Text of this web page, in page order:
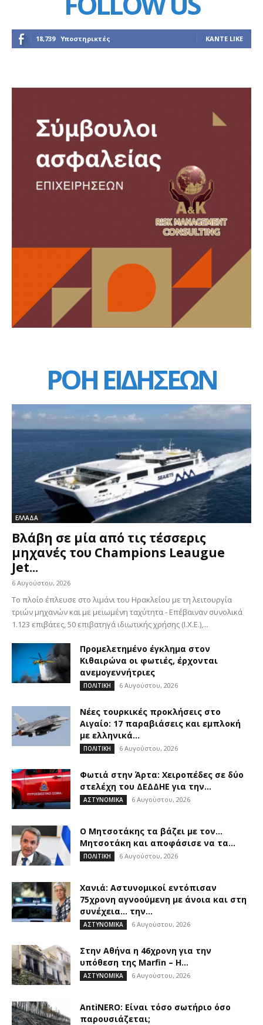
18,739 Υποστηρικτές ΚΆΝΤΕ LIKE
ΡΟΗ ΕΙΔΗΣΕΩΝ
ΕΛΛΑΔΑ
Βλάβη σε μία από τις τέσσερις
μηχανές του Champions Leaugue
Jet...
6 Αυγούστου, 2026
Το πλοίο έπλευσε στο λιμάνι του Ηρακλείου με τη λειτουργία
τριών μηχανών και με μειωμένη ταχύτητα - Επέβαιναν συνολικά
1.123 επιβάτες, 50 επιβατηγά ιδιωτικής χρήσης (Ι.Χ.Ε.),...
Προμελετημένο έγκλημα στον
Κιθαιρώνα οι φωτιές, έρχονται
ανεμογεννήτριες
ΠΟΛΙΤΙΚΗ 6 Αυγούστου, 2026
Νέες τουρκικές προκλήσεις στο
Αιγαίο: 17 παραβιάσεις και εμπλοκή
με ελληνικά...
ΠΟΛΙΤΙΚΗ 6 Αυγούστου, 2026
Φωτιά στην Άρτα: Χειροπέδες σε δύο
στελέχη του ΔΕΔΔΗΕ για την...
ΑΣΤΥΝΟΜΙΚΑ 6 Αυγούστου, 2026
Ο Μητσοτάκης τα βάζει με τον…
Μητσοτάκη και αποφάσισε να τα...
ΠΟΛΙΤΙΚΗ 6 Αυγούστου, 2026
Χανιά: Αστυνομικοί εντόπισαν
75χρονη αγνοούμενη με άνοια και στη
συνέχεια… την...
ΑΣΤΥΝΟΜΙΚΑ 6 Αυγούστου, 2026
Στην Αθήνα η 46χρονη για την
υπόθεση της Marfin – Η...
ΑΣΤΥΝΟΜΙΚΑ 6 Αυγούστου, 2026
AntiNERO: Είναι τόσο σωτήριο όσο
παρουσιάζεται;